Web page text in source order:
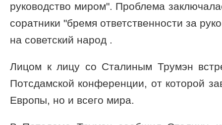
руководство миром". Проблема
соратники "бремя ответственности за
на советский народ .
Лицом к лицу со Сталиным Трумэн
Потсдамской конференции, от которой
Европы, но и всего мира.